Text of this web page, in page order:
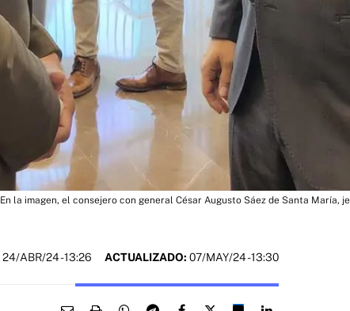
En la imagen, el consejero con general César Augusto Sáez de Santa
24/ABR/24- 13:26 ACTUALIZADO: 07/MAY/24 - 13:30